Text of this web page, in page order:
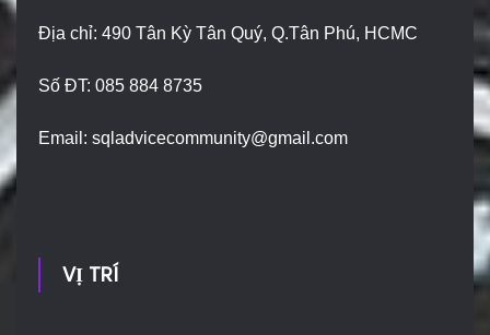
Địa chỉ: 490 Tân Kỳ Tân Quý, Q.Tân Phú, HCMC
Số ĐT: 085 884 8735
Email:sqladvicecommunity@gmail.com
VỊ TRÍ